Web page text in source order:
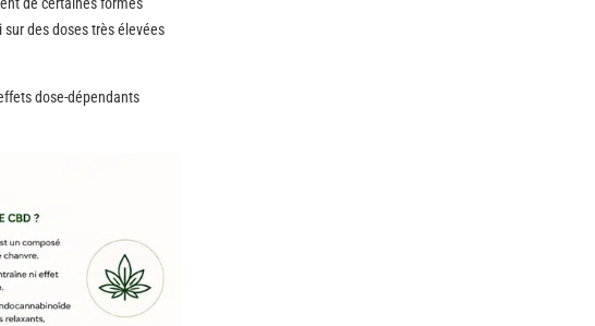
de certaines formes
des doses très élevées
dose-dépendants